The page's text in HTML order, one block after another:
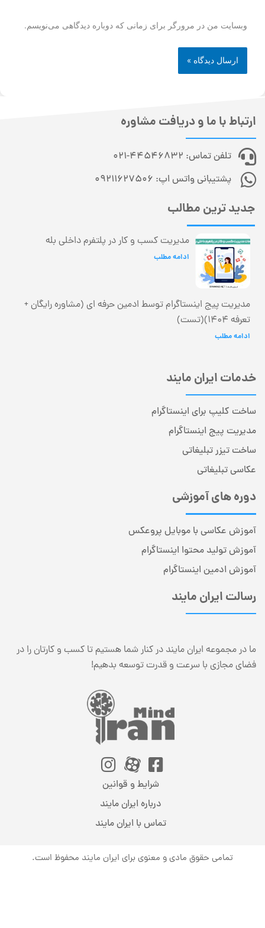
وبسایت من در مرورگر برای زمانی که دوباره دیدگاهی می‌نویسم.
ارتباط با ما و دریافت مشاوره
تلفن تماس: 44546832-021
پشتیبانی واتس اپ: 09211627506
جدید ترین مطالب
مدیریت کسب و کار در پلتفرم داخلی بله
ادامه مطلب
مدیریت پیج اینستاگرام توسط ادمین حرفه ای (مشاوره رایگان +
تعرفه 1404)(تست)
ادامه مطلب
خدمات ایران مایند
ساخت کلیپ برای اینستاگرام
مدیریت پیج اینستاگرام
ساخت تیزر تبلیغاتی
عکاسی تبلیغاتی
دوره های آموزشی
آموزش عکاسی با موبایل پروعکس
آموزش تولید محتوا اینستاگرام
آموزش ادمین اینستاگرام
رسالت ایران مایند
ما در مجموعه ایران مایند در کنار شما هستیم تا کسب و کارتان را در
فضای مجازی با سرعت و قدرت توسعه بدهیم!
شرایط و قوانین
درباره ایران مایند
تماس با ایران مایند
تمامی حقوق مادی و معنوی برای ایران مایند محفوظ است.